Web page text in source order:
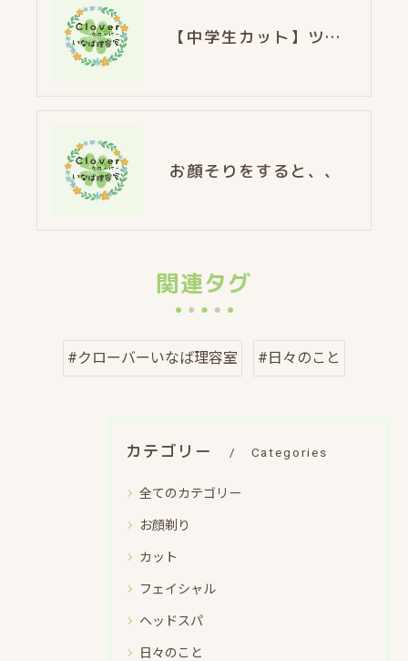
【中学生カット】ツーブロック✕マッシュヘア
お顔そりをすると、、
関連タグ
#クローバーいなば理容室 #日々のこと
カテゴリー Categories
全てのカテゴリー
お顔剃り
カット
フェイシャル
ヘッドスパ
日々のこと